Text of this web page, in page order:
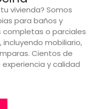
vivienda? Somos
para baños y
completas o parciales
mobiliario,
Cientos de
y calidad